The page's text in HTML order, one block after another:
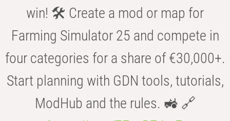
win! 🛠️ Create a mod or map for
Farming Simulator 25 and compete in
four categories for a share of €30,000+.
Start planning with GDN tools, tutorials,
ModHub and the rules. 🚜 🔗